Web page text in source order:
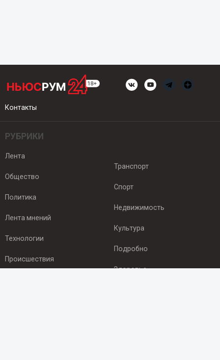
Контакты
РУБРИКИ
Лента
Общество
Политика
Лента мнений
Технологии
Происшествия
Транспорт
Спорт
Недвижимость
Культура
Подробно
Здоровье